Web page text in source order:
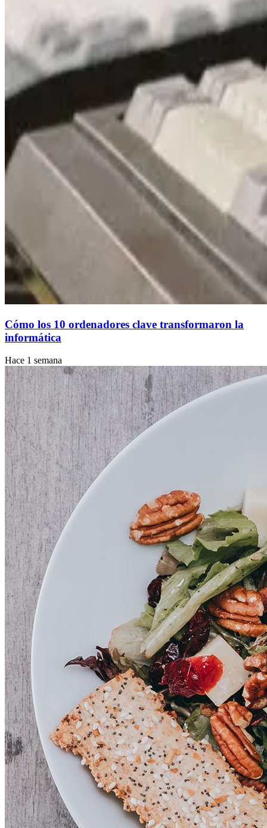
Cómo los 10 ordenadores clave transformaron la
informática
Hace 1 semana